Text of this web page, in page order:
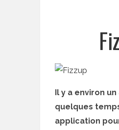
Il y a environ
quelques
application